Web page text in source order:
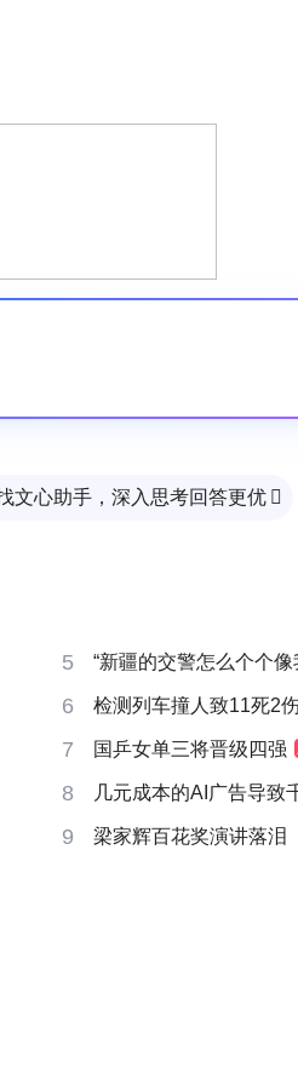
文心助手，深入思考回答更优 
5 “新疆的交警怎么个个像
6 检测列车撞人致11死2
7 国乒女单三将晋级四强
8 几元成本的AI广告导致
9 梁家辉百花奖演讲落泪